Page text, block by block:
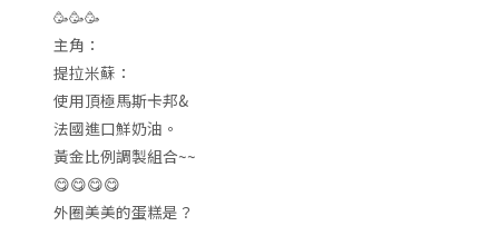
🥳🥳🥳
主角：
提拉米蘇：
使用頂極馬斯卡邦&
法國進口鮮奶油。
黃金比例調製組合~~
😋😋😋😋
外圈美美的蛋糕是？